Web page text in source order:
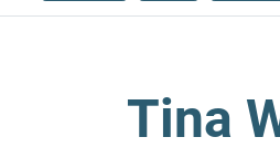
Tina